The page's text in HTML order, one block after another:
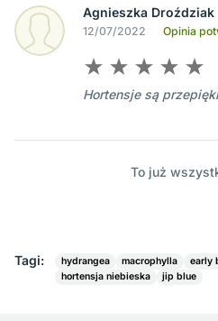
Agnieszka Droździak
12/07/2022 Opinia
Hortensje są
To już
Tagi: hydrangea macrophylla early
hortensja niebieska
jip blue